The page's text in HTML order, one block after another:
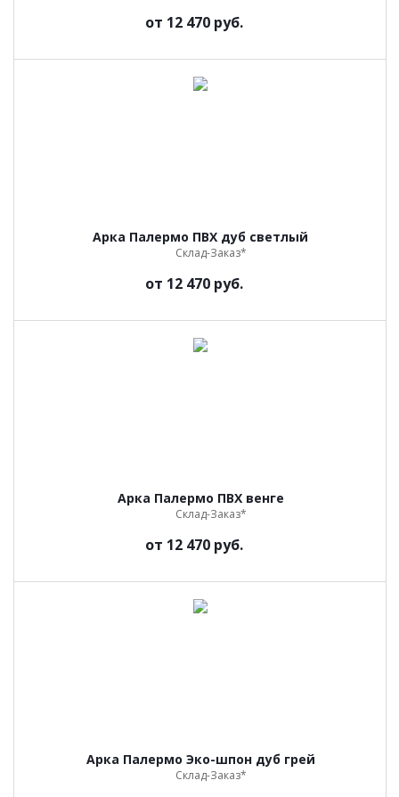
от 12 470 руб.
Арка Палермо ПВХ дуб светлый
Склад-Заказ*
от 12 470 руб.
Арка Палермо ПВХ венге
Склад-Заказ*
от 12 470 руб.
Арка Палермо Эко-шпон дуб грей
Склад-Заказ*